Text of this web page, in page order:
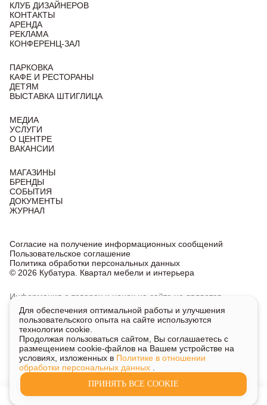
КЛУБ ДИЗАЙНЕРОВ
КОНТАКТЫ
АРЕНДА
РЕКЛАМА
КОНФЕРЕНЦ-ЗАЛ
ПАРКОВКА
КАФЕ И РЕСТОРАНЫ
ДЕТЯМ
ВЫСТАВКА ШТИГЛИЦА
МЕДИА
УСЛУГИ
О ЦЕНТРЕ
ВАКАНСИИ
МАГАЗИНЫ
БРЕНДЫ
СОБЫТИЯ
ДОКУМЕНТЫ
ЖУРНАЛ
© 2026 Кубатура. Квартал мебели и интерьера
Согласие на получение информационных сообщений
Пользовательское соглашение
Политика обработки персональных данных
Информация о товарах и ценах на сайте не является
публичной офертой, носит исключительно информационный
характер.
Для получения подробной информации о наличии
и стоимости указанных товаров и услуг напишите или
позвоните нам.
Для обеспечения оптимальной работы и улучшения
пользовательского опыта на сайте используются
технологии cookie.
Продолжая пользоваться сайтом, Вы соглашаетесь с
размещением cookie-файлов на Вашем устройстве на
условиях, изложенных в Политике в отношении
обработки персональных данных
ПРИНЯТЬ ВСЕ COOKIE